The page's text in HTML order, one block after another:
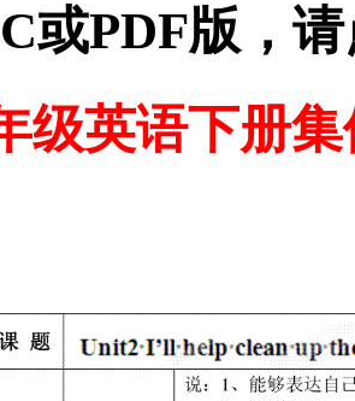
或PDF版，
级英语下册